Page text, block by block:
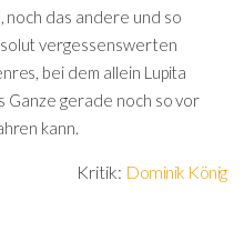
noch das andere und so
vergessenswerten
bei dem allein Lupita
Ganze gerade noch so vor
kann.
Kritik: Dominik König